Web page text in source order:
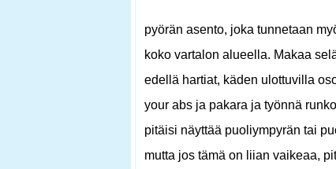
pyörän asento, joka tunnetaan
koko vartalon alueella. Makaa
edellä hartiat, käden ulottuvilla
your abs ja pakara ja työnnä
pitäisi näyttää puoliympyrän tai
mutta jos tämä on liian vaikeaa,